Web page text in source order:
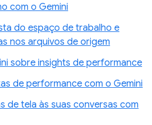
com o Gemini
do espaço de trabalho e
nos arquivos de origem
sobre insights de performance
de performance com o Gemini
de tela às suas conversas com